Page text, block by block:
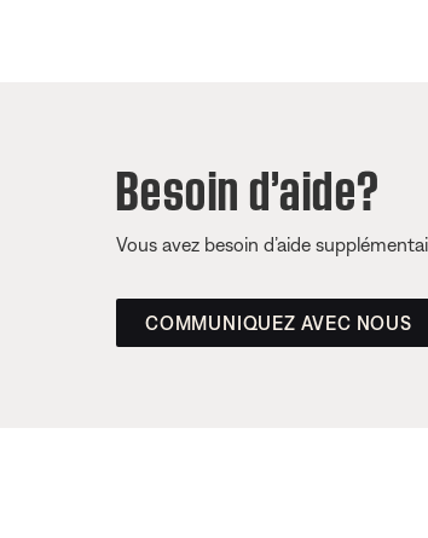
Besoin d’aide?
Vous avez besoin d’aide
COMMUNIQUEZ AVEC NOUS